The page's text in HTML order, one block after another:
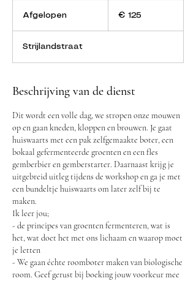
Afgelopen
e
l
e
€ 125
Strijlandstraat
Beschrijving van de dienst
Dit wordt een volle dag, we stropen onze mouwen
op en gaan kneden, kloppen en brouwen. Je gaat
huiswaarts met een pak zelfgemaakte boter, een
bokaal gefermenteerde groenten en een fles
gemberbier en gemberstarter. Daarnaast krijg je
uitgebreid uitleg tijdens de workshop en ga je met
een bundeltje huiswaarts om later zelf bij te
maken.
Ik leer jou;
- de principes van groenten fermenteren, wat is
het, wat doet het met ons lichaam en waarop moet
je letten
- We gaan échte roomboter maken van biologische
room. Geef gerust bij boeking jouw voorkeur mee